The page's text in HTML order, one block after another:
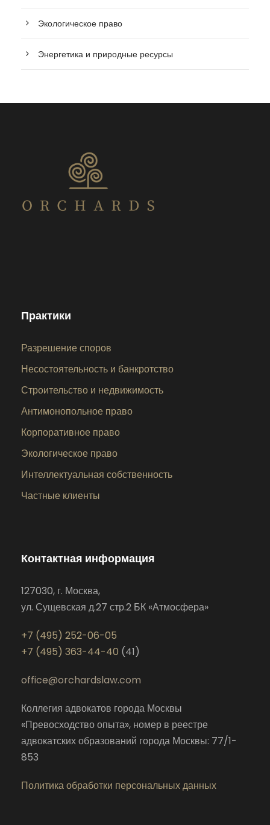
Экологическое право
Энергетика и природные ресурсы
Практики
Разрешение споров
Несостоятельность и банкротство
Строительство и недвижимость
Антимонопольное право
Корпоративное право
Экологическое право
Интеллектуальная собственность
Частные клиенты
Контактная информация
127030, г. Москва,
ул. Сущевская д.27 стр.2 БК «Атмосфера»
+7 (495) 252-06-05
+7 (495) 363-44-40 (41)
office@orchardslaw.com
Коллегия адвокатов города Москвы
«Превосходство опыта», номер в реестре
адвокатских образований города Москвы: 77/1-
853
Политика обработки персональных данных